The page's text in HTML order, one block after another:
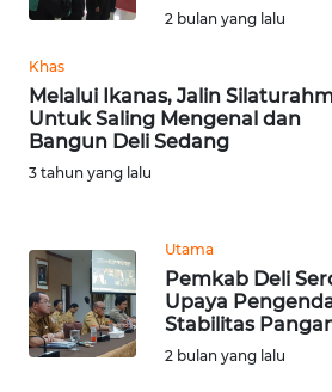
2 bulan yang lalu
Khas
Melalui Ikanas, Jalin
Untuk Saling Mengenal dan
Bangun Deli Sedang
3 tahun yang lalu
Utama
Pemkab Deli
Upaya
Stabilitas
2 bulan yang lalu
WN
SELATAN
WN
TANJUNG
LESUNG
KARO
WN
SIMALUNGUN